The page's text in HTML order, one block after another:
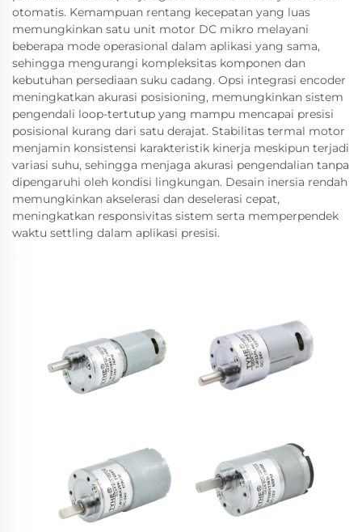
otomatis. Kemampuan rentang kecepatan yang luas
memungkinkan satu unit motor DC mikro melayani
beberapa mode operasional dalam aplikasi yang sama,
sehingga mengurangi kompleksitas komponen dan
kebutuhan persediaan suku cadang. Opsi integrasi encoder
meningkatkan akurasi posisioning, memungkinkan sistem
pengendali loop-tertutup yang mampu mencapai presisi
posisional kurang dari satu derajat. Stabilitas termal motor
menjamin konsistensi karakteristik kinerja meskipun terjadi
variasi suhu, sehingga menjaga akurasi pengendalian tanpa
dipengaruhi oleh kondisi lingkungan. Desain inersia rendah
memungkinkan akselerasi dan deselerasi cepat,
meningkatkan responsivitas sistem serta memperpendek
waktu settling dalam aplikasi presisi.